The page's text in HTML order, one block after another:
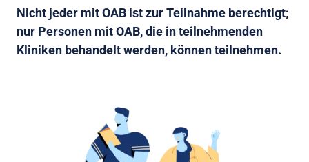
Nicht jeder mit OAB ist zur Teilnahme berechtigt;
nur Personen mit OAB, die in teilnehmenden
Kliniken behandelt werden, können teilnehmen.